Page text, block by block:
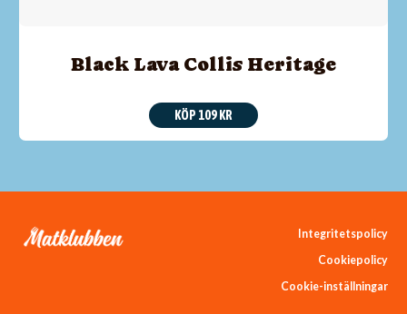
Black Lava Collis Heritage
KÖP 109 KR
Integritetspolicy
Cookiepolicy
Cookie-inställningar